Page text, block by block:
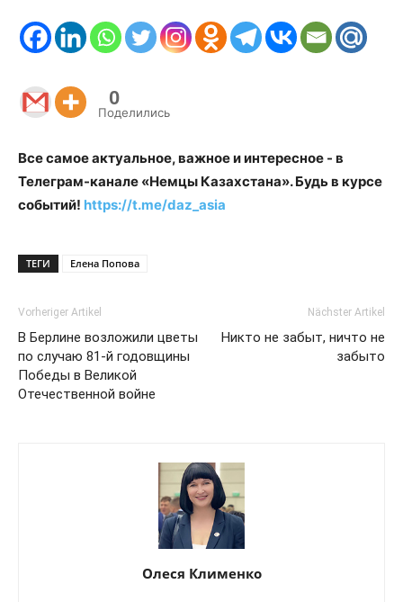
0
Поделились
Все самое актуальное, важное и интересное - в
Телеграм-канале «Немцы Казахстана». Будь в курсе
событий! https://t.me/daz_asia
ТЕГИ Елена Попова
Vorheriger Artikel
В Берлине возложили цветы
по случаю 81-й годовщины
Победы в Великой
Отечественной войне
Nächster Artikel
Никто не забыт, ничто не
забыто
Олеся Клименко